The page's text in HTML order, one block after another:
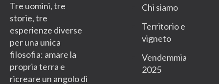
Tre uomini, tre
storie, tre
esperienze diverse
per una unica
filosofia: amare la
propria terra e
ricreare un angolo di
Chi siamo
Territorio e
vigneto
Vendemmia
2025